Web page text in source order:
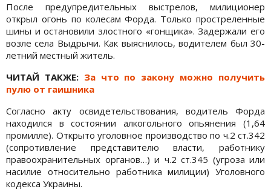
После предупредительных выстрелов, милиционер
открыл огонь по колесам Форда. Только простреленные
шины и остановили злостного «гонщика». Задержали его
возле села Выдрычи. Как выяснилось, водителем был 30-
летний местный житель.
ЧИТАЙ ТАКЖЕ: За что по закону можно получить
пулю от гаишника
Согласно акту освидетельствования, водитель Форда
находился в состоянии алкогольного опьянения (1,64
промилле). Открыто уголовное производство по ч.2 ст.342
(сопротивление представителю власти, работнику
правоохранительных органов…) и ч.2 ст.345 (угроза или
насилие относительно работника милиции) Уголовного
кодекса Украины.